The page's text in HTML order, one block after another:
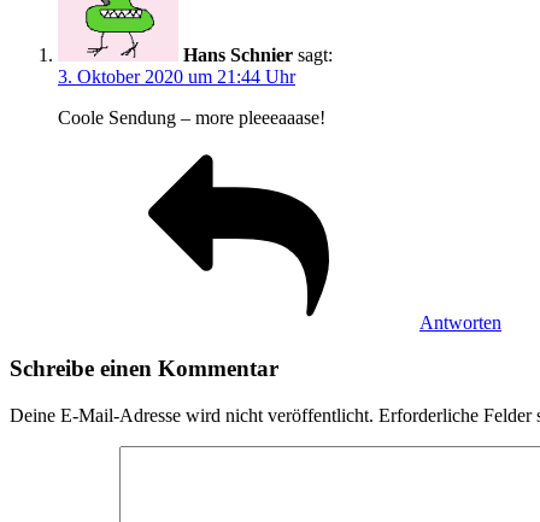
Hans Schnier sagt:
3. Oktober 2020 um 21:44 Uhr
Coole Sendung – more pleeeaaase!
Antworten
Schreibe einen Kommentar
Deine E-Mail-Adresse wird nicht veröffentlicht. Erforderliche Felder